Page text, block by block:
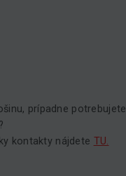
prípadne potrebujete
kontakty nájdete TU.